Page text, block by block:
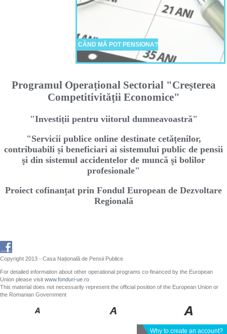
CÂND MĂ POT PENSIONA?
Programul Operaṭional Sectorial "Creṣterea
Competitivităṭii Economice"
"Investiṭii pentru viitorul dumneavoastră"
"Servicii publice online destinate cetăṭenilor,
contribuabili ṣi beneficiari ai sistemului public de pensii
şi din sistemul accidentelor de muncă şi bolilor
profesionale"
Proiect cofinanțat prin Fondul European de Dezvoltare
Regională
Copyright 2013 - Casa Națională de Pensii Publice
For detailed information about other operational programs co-financed by the European
Union please visit www.fonduri-ue.ro
This material does not necessarily represent the official position of the European Union or
the Romanian Government
Why to create an account?